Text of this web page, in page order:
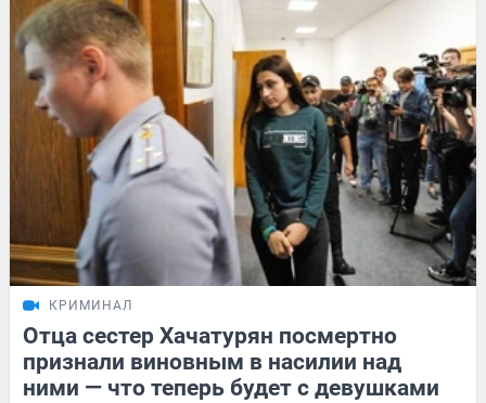
КРИМИНАЛ
Отца сестер Хачатурян посмертно
признали виновным в насилии над
ними — что теперь будет с девушками